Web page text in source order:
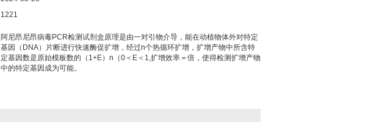
1221
阿尼昂尼昂病毒PCR检测试剂盒原理是由一对引物介导，能在动植物体外对特定
基因（DNA）片断进行快速酶促扩增，经过n个热循环扩增，扩增产物中所含特
定基因数是原始模板数的（1+E）n（0＜E＜1,扩增效率＝倍，使得检测扩增产物
中的特定基因成为可能。